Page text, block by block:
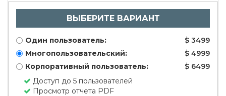
ВЫБЕРИТЕ ВАРИАНТ
Один пользователь:
$ 3499
Многопользовательский:
$ 4999
Корпоративный пользователь:
$ 6499
Доступ до 5 пользователей
Просмотр отчета PDF